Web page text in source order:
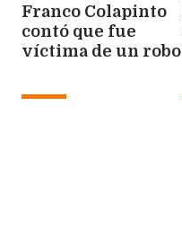
Franco Colapinto
contó que fue
víctima de un robo
vacaciones en